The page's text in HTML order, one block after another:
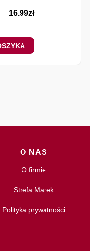
16.99zł
O NAS
O firmie
Strefa Marek
Polityka prywatności